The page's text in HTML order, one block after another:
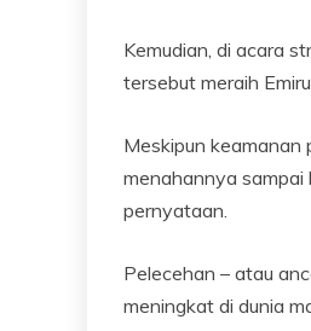
Kemudian, di acara
tersebut meraih
Meskipun keamanan
menahannya
pernyataan.
Pelecehan – atau
meningkat di dunia